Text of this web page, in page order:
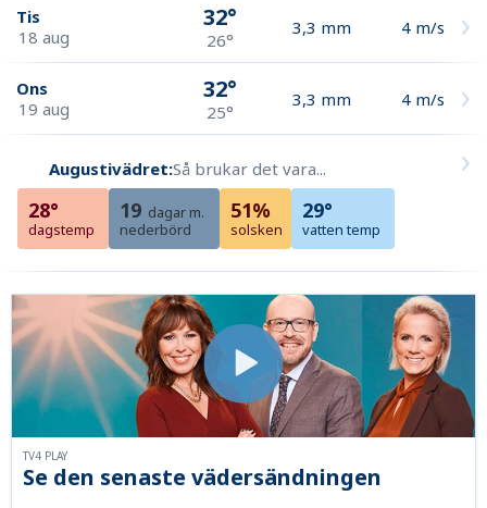
Tis
18 aug
32°
26°
3,3 mm 4 m/s
Ons
19 aug
32°
25°
3,3 mm 4 m/s
Augustivädret:Så brukar det vara...
28°
dagstemp
19 dagar m.
nederbörd
51%
solsken
29°
vatten temp
Se den senaste vädersändningen
TV4 PLAY